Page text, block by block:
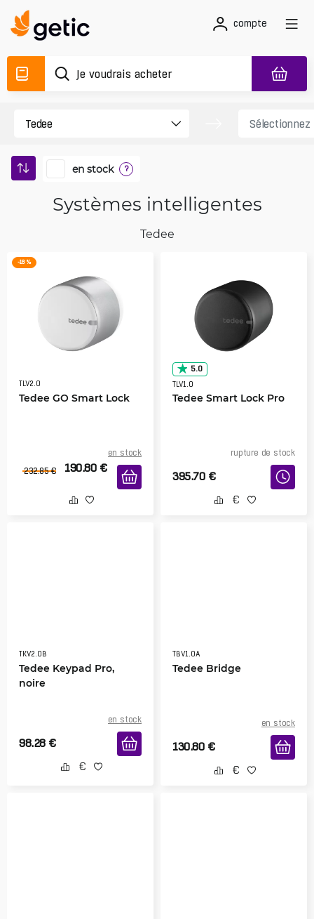
compte
en stock ?
Systèmes intelligentes
Tedee
-18 %
TLV2.0
Tedee GO Smart Lock
en stock
232.85 € 190.80 €
5.0
TLV1.0
Tedee Smart Lock Pro
rupture de stock
395.70 €
TKV2.0B
Tedee Keypad Pro,
noire
en stock
98.28 €
TBV1.0A
Tedee Bridge
en stock
130.80 €